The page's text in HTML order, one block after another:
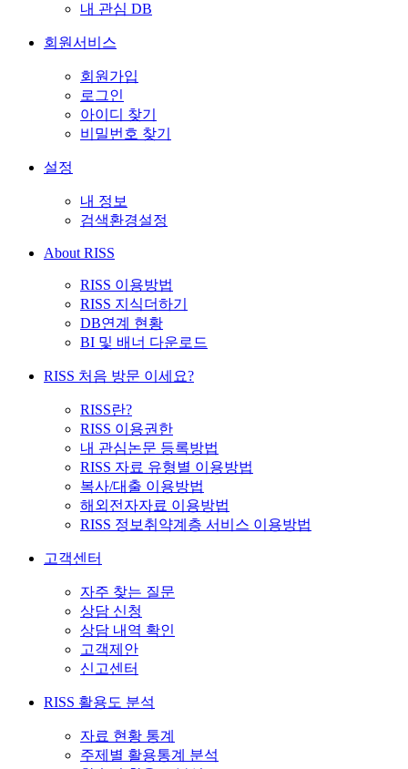
내 관심 DB
회원서비스
회원가입
로그인
아이디 찾기
비밀번호 찾기
설정
내 정보
검색환경설정
About RISS
RISS 이용방법
RISS 지식더하기
DB연계 현황
BI 및 배너 다운로드
RISS 처음 방문 이세요?
RISS란?
RISS 이용권한
내 관심논문 등록방법
RISS 자료 유형별 이용방법
복사/대출 이용방법
해외전자자료 이용방법
RISS 정보취약계층 서비스 이용방법
고객센터
자주 찾는 질문
상담 신청
상담 내역 확인
고객제안
신고센터
RISS 활용도 분석
자료 현황 통계
주제별 활용통계 분석